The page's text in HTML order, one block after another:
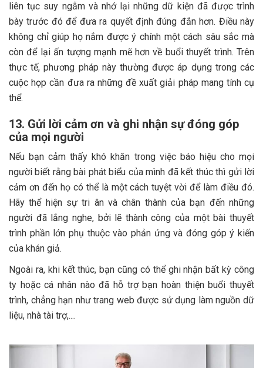
liên tục suy ngẫm và nhớ lại những dữ kiện đã được trình
bày trước đó để đưa ra quyết định đúng đắn hơn. Điều này
không chỉ giúp họ nắm được ý chính một cách sâu sắc mà
còn để lại ấn tượng mạnh mẽ hơn về buổi thuyết trình. Trên
thực tế, phương pháp này thường được áp dụng trong các
cuộc họp cần đưa ra những đề xuất giải pháp mang tính cụ
thể.
13. Gửi lời cảm ơn và ghi nhận sự đóng góp
của mọi người
Nếu bạn cảm thấy khó khăn trong việc báo hiệu cho mọi
người biết rằng bài phát biểu của mình đã kết thúc thì gửi lời
cảm ơn đến họ có thể là một cách tuyệt vời để làm điều đó.
Hãy thể hiện sự tri ân và chân thành của bạn đến những
người đã lắng nghe, bởi lẽ thành công của một bài thuyết
trình phần lớn phụ thuộc vào phản ứng và đóng góp ý kiến
của khán giả.
Ngoài ra, khi kết thúc, bạn cũng có thể ghi nhận bất kỳ công
ty hoặc cá nhân nào đã hỗ trợ bạn hoàn thiện buổi thuyết
trình, chẳng hạn như trang web được sử dụng làm nguồn dữ
liệu, nhà tài trợ,....